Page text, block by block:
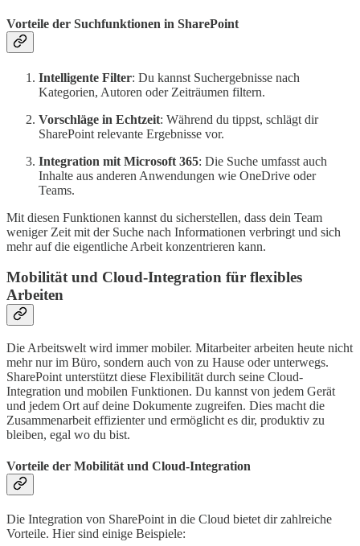
Vorteile der Suchfunktionen in SharePoint
Intelligente Filter: Du kannst Suchergebnisse nach
Kategorien, Autoren oder Zeiträumen filtern.
Vorschläge in Echtzeit: Während du tippst, schlägt dir
SharePoint relevante Ergebnisse vor.
Integration mit Microsoft 365: Die Suche umfasst auch
Inhalte aus anderen Anwendungen wie OneDrive oder
Teams.
Mit diesen Funktionen kannst du sicherstellen, dass dein Team
weniger Zeit mit der Suche nach Informationen verbringt und sich
mehr auf die eigentliche Arbeit konzentrieren kann.
Mobilität und Cloud-Integration für flexibles
Arbeiten
Die Arbeitswelt wird immer mobiler. Mitarbeiter arbeiten heute nicht
mehr nur im Büro, sondern auch von zu Hause oder unterwegs.
SharePoint unterstützt diese Flexibilität durch seine Cloud-
Integration und mobilen Funktionen. Du kannst von jedem Gerät
und jedem Ort auf deine Dokumente zugreifen. Dies macht die
Zusammenarbeit effizienter und ermöglicht es dir, produktiv zu
bleiben, egal wo du bist.
Vorteile der Mobilität und Cloud-Integration
Die Integration von SharePoint in die Cloud bietet dir zahlreiche
Vorteile. Hier sind einige Beispiele: